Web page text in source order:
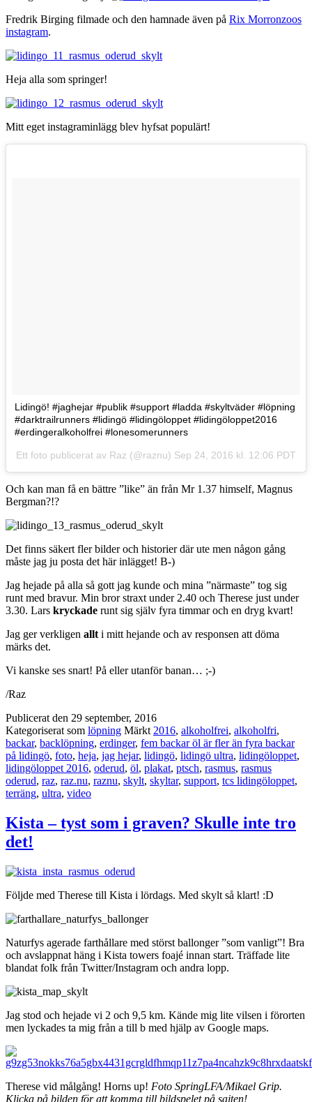
Fredrik Birging filmade och den hamnade även på Rix Morronzoos
instagram.
Heja alla som springer!
Mitt eget instagraminlägg blev hyfsat populärt!
Lidingö! #jaghejar #publik #support #ladda #skyltväder #löpning
#darktrailrunners #lidingö #lidingöloppet #lidingöloppet2016
#erdingeralkoholfrei #lonesomerunners
Ett foto publicerat av Raz (@raznu) Sep 24, 2016 kl. 12:06 PDT
Och kan man få en bättre ”like” än från Mr 1.37 himself, Magnus
Bergman?!?
Det finns säkert fler bilder och historier där ute men någon gång
måste jag ju posta det här inlägget! B-)
Jag hejade på alla så gott jag kunde och mina ”närmaste” tog sig
runt med bravur. Min bror straxt under 2.40 och Therese just under
3.30. Lars kryckade runt sig själv fyra timmar och en dryg kvart!
Jag ger verkligen allt i mitt hejande och av responsen att döma
märks det.
Vi kanske ses snart! På eller utanför banan… ;-)
/Raz
Publicerat den 29 september, 2016
Kategoriserat som löpning Märkt 2016, alkoholfrei, alkoholfri,
backar, backlöpning, erdinger, fem backar öl är fler än fyra backar
på lidingö, foto, heja, jag hejar, lidingö, lidingö ultra, lidingöloppet,
lidingöloppet 2016, oderud, öl, plakat, ptsch, rasmus, rasmus
oderud, raz, raz.nu, raznu, skylt, skyltar, support, tcs lidingöloppet,
terräng, ultra, video
Kista – tyst som i graven? Skulle inte tro
det!
Följde med Therese till Kista i lördags. Med skylt så klart! :D
Naturfys agerade farthållare med störst ballonger ”som vanligt”! Bra
och avslappnat häng i Kista towers foajé innan start. Träffade lite
blandat folk från Twitter/Instagram och andra lopp.
Jag stod och hejade vi 2 och 9,5 km. Kände mig lite vilsen i förorten
men lyckades ta mig från a till b med hjälp av Google maps.
Therese vid målgång! Horns up! Foto SpringLFA/Mikael Grip.
Klicka på bilden för att komma till bildspelet på sajten!